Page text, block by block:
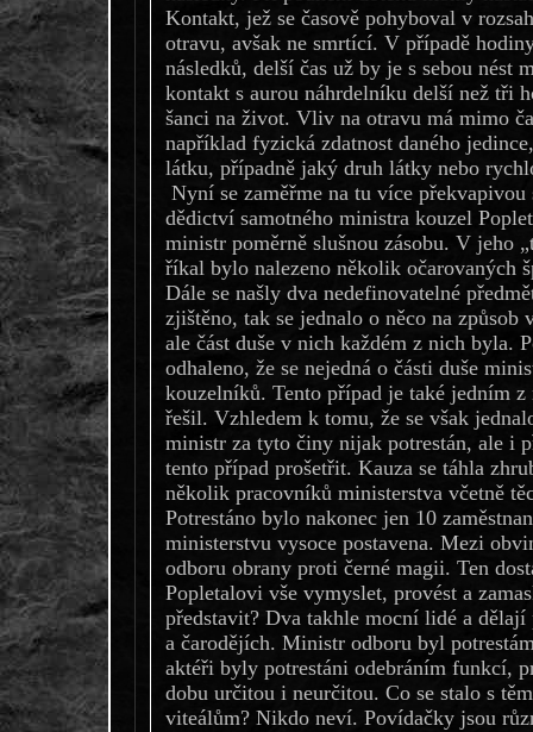
Kontakt, jež se časově pohyboval v
otravu, avšak ne smrtící. V případě
následků, delší čas už by je s sebou nést
kontakt s aurou náhrdelníku delší než tři
šanci na život. Vliv na otravu má mimo
například fyzická zdatnost daného
látku, případně jaký druh látky nebo
Nyní se zaměřme na tu více překvapivou
dědictví samotného ministra kouzel
ministr poměrně slušnou zásobu. V jeho
říkal bylo nalezeno několik očarovaných
Dále se našly dva nedefinovatelné
zjištěno, tak se jednalo o něco na
ale část duše v nich každém z nich byla.
odhaleno, že se nejedná o části duše
kouzelníků. Tento případ je také jedním
řešil. Vzhledem k tomu, že se však
ministr za tyto činy nijak potrestán, ale i
tento případ prošetřit. Kauza se táhla
několik pracovníků ministerstva včetně
Potrestáno bylo nakonec jen 10
ministerstvu vysoce postavena. Mezi
odboru obrany proti černé magii. Ten
Popletalovi vše vymyslet, provést a
představit? Dva takhle mocní lidé a dělají
a čarodějích. Ministr odboru byl
aktéři byly potrestáni odebráním funkcí,
dobu určitou i neurčitou. Co se stalo s
viteálům? Nikdo neví. Povídačky jsou